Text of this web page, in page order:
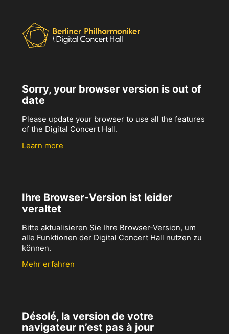
Sorry, your browser version is out of
date
Please update your browser to use all the features
of the Digital Concert Hall.
Learn more
Ihre Browser-Version ist leider
veraltet
Bitte aktualisieren Sie Ihre Browser-Version, um
alle Funktionen der Digital Concert Hall nutzen zu
können.
Mehr erfahren
Désolé, la version de votre
navigateur n’est pas à jour